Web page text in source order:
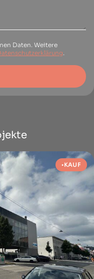
Daten. Weitere
.
KAUF